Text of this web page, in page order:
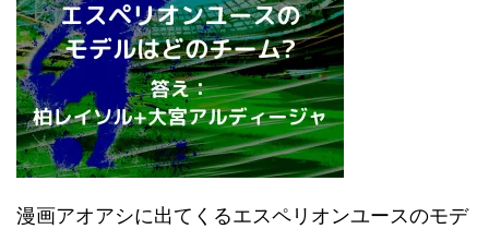
漫画アオアシに出てくるエスペリオンユースのモデ